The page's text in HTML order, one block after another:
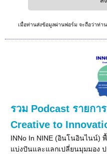
เมื่อท่านส่งข้อมูลผ่านฟอร์ม จะถือว่าท่า
รวม Podcast รายกา
Creative to
INNo In NINE (อินโนอินไนน์)
แบ่งปันและแลกเปลี่ยนมุมมอง